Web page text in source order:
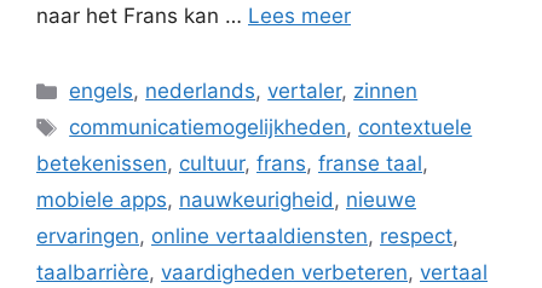
naar het Frans kan … Lees meer
Categorieën
engels, nederlands,vertaler, zinnen
Tags
communicatiemogelijkheden, contextuele
betekenissen, cultuur, frans, franse taal,
mobiele apps, nauwkeurigheid, nieuwe
ervaringen, online vertaaldiensten, respect,
taalbarrière, vaardigheden verbeteren, vertaal